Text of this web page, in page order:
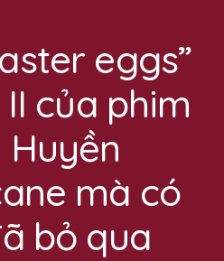
eggs”
của phim
Huyền
mà có
bỏ qua